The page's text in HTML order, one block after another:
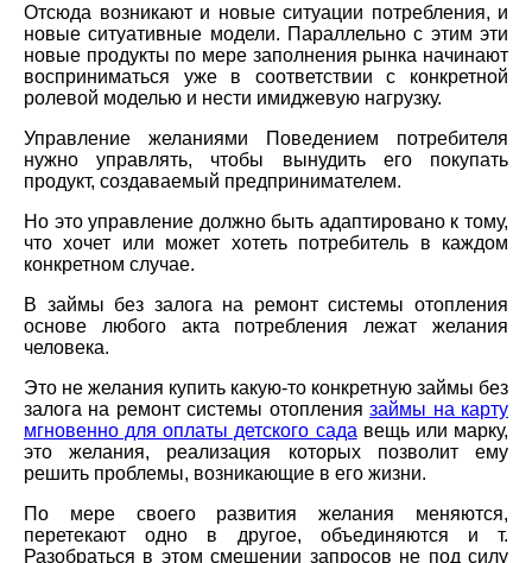
Отсюда возникают и новые ситуации потребления, и
новые ситуативные модели. Параллельно с этим эти
новые продукты по мере заполнения рынка начинают
восприниматься уже в соответствии с конкретной
ролевой моделью и нести имиджевую нагрузку.
Управление желаниями Поведением потребителя
нужно управлять, чтобы вынудить его покупать
продукт, создаваемый предпринимателем.
Но это управление должно быть адаптировано к тому,
что хочет или может хотеть потребитель в каждом
конкретном случае.
В займы без залога на ремонт системы отопления
основе любого акта потребления лежат желания
человека.
Это не желания купить какую-то конкретную займы без
залога на ремонт системы отоплениязаймы на карту
мгновенно для оплаты детского сада вещь или марку,
это желания, реализация которых позволит ему
решить проблемы, возникающие в его жизни.
По мере своего развития желания меняются,
перетекают одно в другое, объединяются и т.
Разобраться в этом смешении запросов не под силу